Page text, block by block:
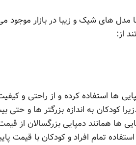
های شیک و زیبا در بازار موجود
از:
ها استفاده کرده و از راحتی و
کودکان به اندازه بزرگتر ها و حتی
ها همانند دمپایی بزرگسالان از
تمام افراد و کودکان با قیمت